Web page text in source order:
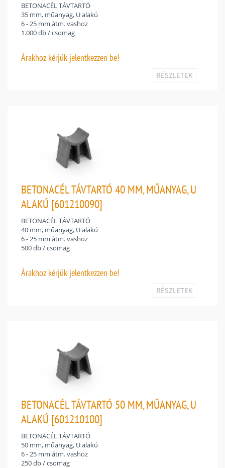
BETONACÉL TÁVTARTÓ
35 mm, műanyag, U alakú
6 - 25 mm átm. vashoz
1.000 db / csomag
Árakhoz kérjük jelentkezzen be!
RÉSZLETEK
BETONACÉL TÁVTARTÓ 40 MM, MŰANYAG, U
ALAKÚ [601210090]
BETONACÉL TÁVTARTÓ
40 mm, műanyag, U alakú
6 - 25 mm átm. vashoz
500 db / csomag
Árakhoz kérjük jelentkezzen be!
RÉSZLETEK
BETONACÉL TÁVTARTÓ 50 MM, MŰANYAG, U
ALAKÚ [601210100]
BETONACÉL TÁVTARTÓ
50 mm, műanyag, U alakú
6 - 25 mm átm. vashoz
250 db / csomag